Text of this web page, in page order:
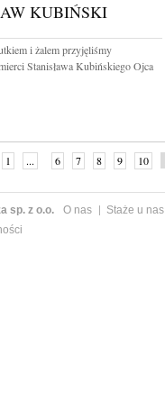
KUBIŃSKI
i żalem przyjęliśmy
Stanisława Kubińskiego Ojca
1 ... 6 7 8 9 10
sp. z o.o. O nas Staże u nas